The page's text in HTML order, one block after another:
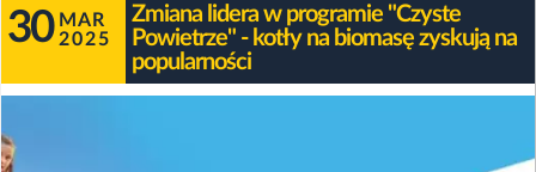
30 MAR
2025
Zmiana lidera w programie "Czyste
Powietrze" - kotły na biomasę zyskują na
popularności